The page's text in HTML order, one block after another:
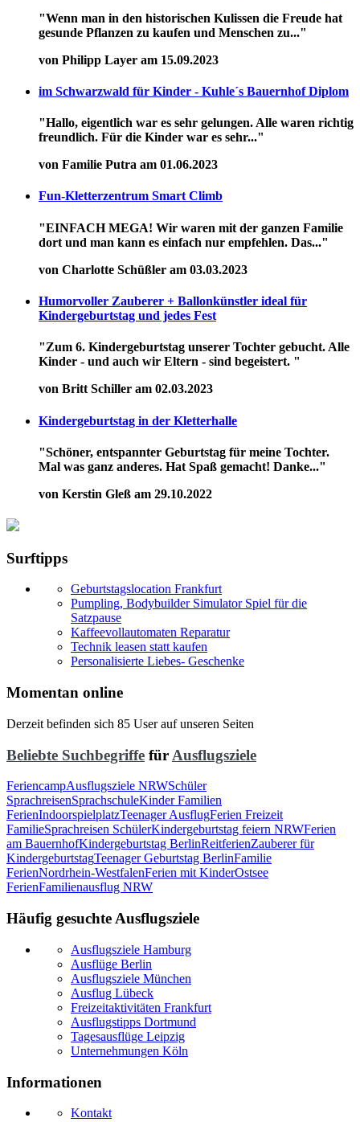
"Wenn man in den historischen Kulissen die Freude hat
gesunde Pflanzen zu kaufen und Menschen zu..."
von Philipp Layer am 15.09.2023
im Schwarzwald für Kinder - Kuhle´s Bauernhof Diplom
"Hallo, eigentlich war es sehr gelungen. Alle waren richtig
freundlich. Für die Kinder war es sehr..."
von Familie Putra am 01.06.2023
Fun-Kletterzentrum Smart Climb
"EINFACH MEGA! Wir waren mit der ganzen Familie
dort und man kann es einfach nur empfehlen. Das..."
von Charlotte Schüßler am 03.03.2023
Humorvoller Zauberer + Ballonkünstler ideal für
Kindergeburtstag und jedes Fest
"Zum 6. Kindergeburtstag unserer Tochter gebucht. Alle
Kinder - und auch wir Eltern - sind begeistert. "
von Britt Schiller am 02.03.2023
Kindergeburtstag in der Kletterhalle
"Schöner, entspannter Geburtstag für meine Tochter.
Mal was ganz anderes. Hat Spaß gemacht! Danke..."
von Kerstin Gleß am 29.10.2022
Surftipps
Geburtstagslocation Frankfurt
Pumpling, Bodybuilder Simulator Spiel für die
Satzpause
Kaffeevollautomaten Reparatur
Technik leasen statt kaufen
Personalisierte Liebes- Geschenke
Momentan online
Derzeit befinden sich 85 User auf unseren Seiten
Beliebte Suchbegriffe für Ausflugsziele
FeriencampAusflugsziele NRWSchüler
SprachreisenSprachschuleKinder Familien
FerienIndoorspielplatzTeenager AusflugFerien Freizeit
FamilieSprachreisen SchülerKindergeburtstag feiern NRWFerien
am BauernhofKindergeburtstag BerlinReitferienZauberer für
KindergeburtstagTeenager Geburtstag BerlinFamilie
FerienNordrhein-WestfalenFerien mit KinderOstsee
FerienFamilienausflug NRW
Häufig gesuchte Ausflugsziele
Ausflugsziele Hamburg
Ausflüge Berlin
Ausflugsziele München
Ausflug Lübeck
Freizeitaktivitäten Frankfurt
Ausflugstipps Dortmund
Tagesausflüge Leipzig
Unternehmungen Köln
Informationen
Kontakt